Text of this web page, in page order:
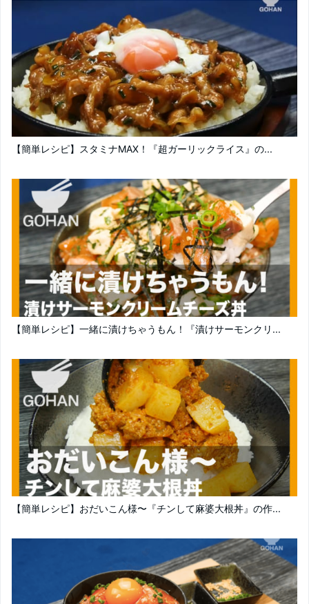
【簡単レシピ】スタミナMAX！『超ガーリックライス』の...
【簡単レシピ】一緒に漬けちゃうもん！『漬けサーモンクリ...
【簡単レシピ】おだいこん様〜『チンして麻婆大根丼』の作...